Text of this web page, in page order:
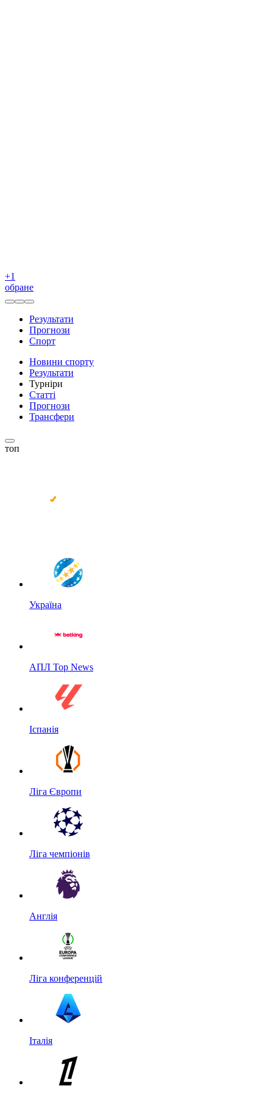
+1
обране
Результати
Прогнози
Спорт
Новини спорту
Результати
Турніри
Статті
Прогнози
Трансфери
топ
Україна
АПЛ Top News
Іспанія
Ліга Європи
Ліга чемпіонів
Англія
Ліга конференцій
Італія